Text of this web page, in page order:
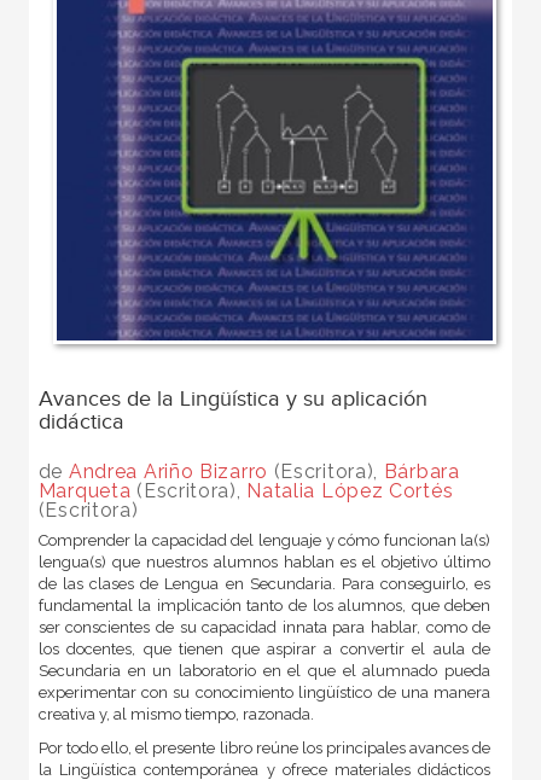
Avances de la Lingüística y su aplicación
didáctica
de Andrea Ariño Bizarro (Escritora), Bárbara
Marqueta (Escritora), Natalia López Cortés
(Escritora)
Comprender la capacidad del lenguaje y cómo funcionan la(s)
lengua(s) que nuestros alumnos hablan es el objetivo último
de las clases de Lengua en Secundaria. Para conseguirlo, es
fundamental la implicación tanto de los alumnos, que deben
ser conscientes de su capacidad innata para hablar, como de
los docentes, que tienen que aspirar a convertir el aula de
Secundaria en un laboratorio en el que el alumnado pueda
experimentar con su conocimiento lingüístico de una manera
creativa y, al mismo tiempo, razonada.
Por todo ello, el presente libro reúne los principales avances de
la Lingüística contemporánea y ofrece materiales didácticos